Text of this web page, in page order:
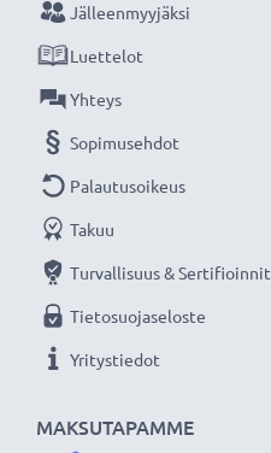
MAKSUTAPAMME
Jälleenmyyjäksi
Luettelot
Yhteys
Sopimusehdot
Palautusoikeus
Takuu
Turvallisuus & Sertifioinnit
Tietosuojaseloste
Yritystiedot